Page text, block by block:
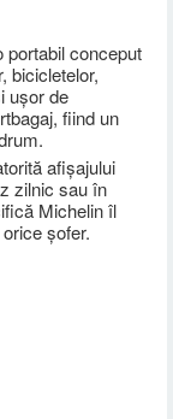
portabil conceput
bicicletelor,
ușor de
fiind un
afișajului
zilnic sau în
Michelin îl
șofer.